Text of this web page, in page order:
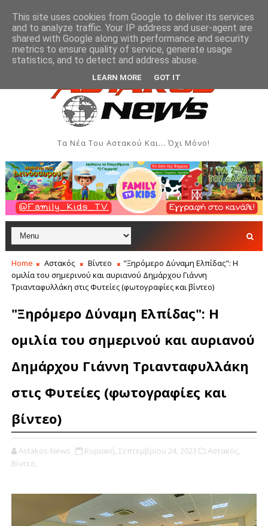
επιστολή για τον ξαφνικό θάνατο του πρώην προπονητή του
Τα Νέα Του Αστακού Και... Όχι Μόνο!
Home Αστακός Βίντεο
"Ξηρόμερο Δύναμη Ελπίδας": Η
ομιλία του σημερινού και αυριανού Δημάρχου Γιάννη
Τριανταφυλλάκη στις Φυτείες (φωτογραφίες και βίντεο)
"Ξηρόμερο Δύναμη Ελπίδας": Η
ομιλία του σημερινού και αυριανού
Δημάρχου Γιάννη Τριανταφυλλάκη
στις Φυτείες (φωτογραφίες και
βίντεο)
Astakos-News Κυριακή, Σεπτεμβρίου 24, 2023
Αστακός,
Βίντεο,
This site uses cookies from Google to deliver its services
and to analyze traffic. Your IP address and user-agent are
shared with Google along with performance and security
metrics to ensure quality of service, generate usage
statistics, and to detect and address abuse.
LEARN MORE GOT IT